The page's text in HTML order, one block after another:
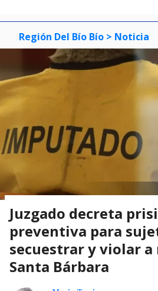
Región Del Bío Bío > Noticia
Juzgado decreta
preventiva para
secuestrar y violar a
Santa Bárbara